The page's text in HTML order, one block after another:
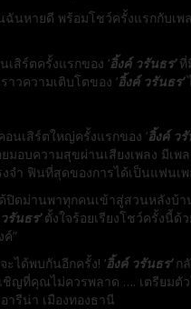
ฉันหายดี พร้อมโชว์ครั้งแรกกับเ
สิร์ตครั้งแรกของ ‘อิ้งค์ วรันธร’ที่
าวความเติบโตของ ‘อิ้งค์ วรันธร’
นเสิร์ตใหญ่ครั้งแรกของ ‘อิ้งค์ ว
มอบความสุขผ่านเสียงเพลง มีเ
จำ ฟินที่สุดของการได้เป็นแฟนเพ
ปิดม่านพาทุกคนเข้าสู่สวนหลังบ้า
รันธร’ ตั้งใจร้อยเรียงโชว์ครั้งนี้
”
ะได้พบกันอีกครั้ง! ‘อิ้งค์ วรันธร’ก
ชิญที่คุณไม่ควรพลาด …. เตรียมตั
รีน่า เมืองทองธานี